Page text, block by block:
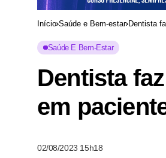
Início Saúde e Bem-estar Dentista
Saúde E Bem-Estar
Dentista
em
02/08/2023 15h18